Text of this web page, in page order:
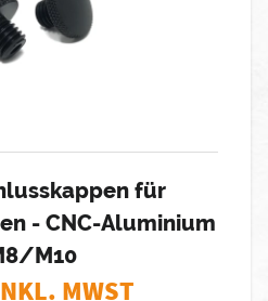
für
- CNC-Aluminium
M10
MWST